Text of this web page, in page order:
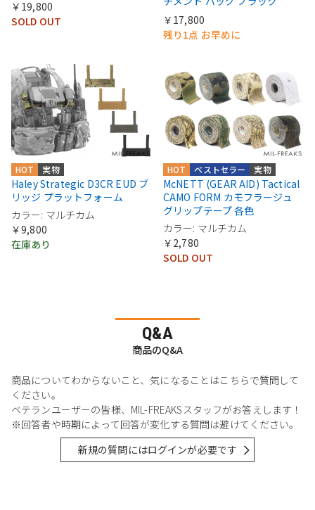
￥19,800
SOLD OUT
￥17,800
残り1点 お早めに
実物
HOT
Haley Strategic D3CR EUD ブ
リッジ プラットフォーム
カラー: マルチカム
￥9,800
在庫あり
実物
ベストセラー
HOT
McNETT (GEAR AID) Tactical
CAMO FORM カモフラージュ
グリップテープ 各色
カラー: マルチカム
￥2,780
SOLD OUT
Q&A
商品のQ&A
商品についてわからないこと、気になることはこちらで質問して
ください。
ベテランユーザーの皆様、MIL-FREAKSスタッフがお答えします！
※回答者や時期によって回答が変化する質問は避けてください。
新規の質問にはログインが必要です